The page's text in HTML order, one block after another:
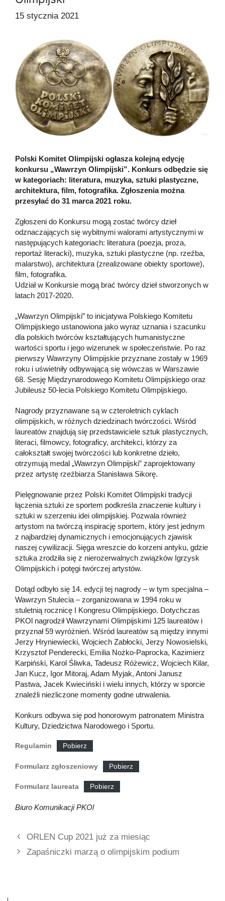
15 stycznia 2021
Polski Komitet Olimpijski ogłasza kolejną edycję
konkursu „Wawrzyn Olimpijski”. Konkurs odbędzie się
w kategoriach: literatura, muzyka, sztuki plastyczne,
architektura, film, fotografika. Zgłoszenia można
przesyłać do 31 marca 2021 roku.
Zgłoszeni do Konkursu mogą zostać twórcy dzieł
odznaczających się wybitnymi walorami artystycznymi w
następujących kategoriach: literatura (poezja, proza,
reportaż literacki), muzyka, sztuki plastyczne (np. rzeźba,
malarstwo), architektura (zrealizowane obiekty sportowe),
film, fotografika.
Udział w Konkursie mogą brać twórcy dzieł stworzonych w
latach 2017-2020.
„Wawrzyn Olimpijski” to inicjatywa Polskiego Komitetu
Olimpijskiego ustanowiona jako wyraz uznania i szacunku
dla polskich twórców kształtujących humanistyczne
wartości sportu i jego wizerunek w społeczeństwie. Po raz
pierwszy Wawrzyny Olimpijskie przyznane zostały w 1969
roku i uświetniły odbywającą się wówczas w Warszawie
68. Sesję Międzynarodowego Komitetu Olimpijskiego oraz
Jubileusz 50-lecia Polskiego Komitetu Olimpijskiego.
Nagrody przyznawane są w czteroletnich cyklach
olimpijskich, w różnych dziedzinach twórczości. Wśród
laureatów znajdują się przedstawiciele sztuk plastycznych,
literaci, filmowcy, fotograficy, architekci, którzy za
całokształt swojej twórczości lub konkretne dzieło,
otrzymują medal „Wawrzyn Olimpijski” zaprojektowany
przez artystę rzeźbiarza Stanisława Sikorę.
Pielęgnowanie przez Polski Komitet Olimpijski tradycji
łączenia sztuki ze sportem podkreśla znaczenie kultury i
sztuki w szerzeniu idei olimpijskiej. Pozwala również
artystom na twórczą inspirację sportem, który jest jednym
z najbardziej dynamicznych i emocjonujących zjawisk
naszej cywilizacji. Sięga wreszcie do korzeni antyku, gdzie
sztuka zrodziła się z nierozerwalnych związków Igrzysk
Olimpijskich i potęgi twórczej artystów.
Dotąd odbyło się 14. edycji tej nagrody – w tym specjalna –
Wawrzyn Stulecia – zorganizowana w 1994 roku w
stuletnią rocznicę I Kongresu Olimpijskiego. Dotychczas
PKOl nagrodził Wawrzynami Olimpijskimi 125 laureatów i
przyznał 59 wyróżnień. Wśród laureatów są między innymi
Jerzy Hryniewiecki, Wojciech Zabłocki, Jerzy Nowosielski,
Krzysztof Penderecki, Emilia Nożko-Paprocka, Kazimierz
Karpiński, Karol Śliwka, Tadeusz Różewicz, Wojciech Kilar,
Jan Kucz, Igor Mitoraj, Adam Myjak, Antoni Janusz
Pastwa, Jacek Kwieciński i wielu innych, którzy w sporcie
znaleźli niezliczone momenty godne utrwalenia.
Konkurs odbywa się pod honorowym patronatem Ministra
Kultury, Dziedzictwa Narodowego i Sportu.
Regulamin Pobierz
Formularz zgłoszeniowy Pobierz
Formularz laureata Pobierz
Biuro Komunikacji PKOl
ORLEN Cup 2021 już za miesiąc
Zapaśniczki marzą o olimpijskim podium